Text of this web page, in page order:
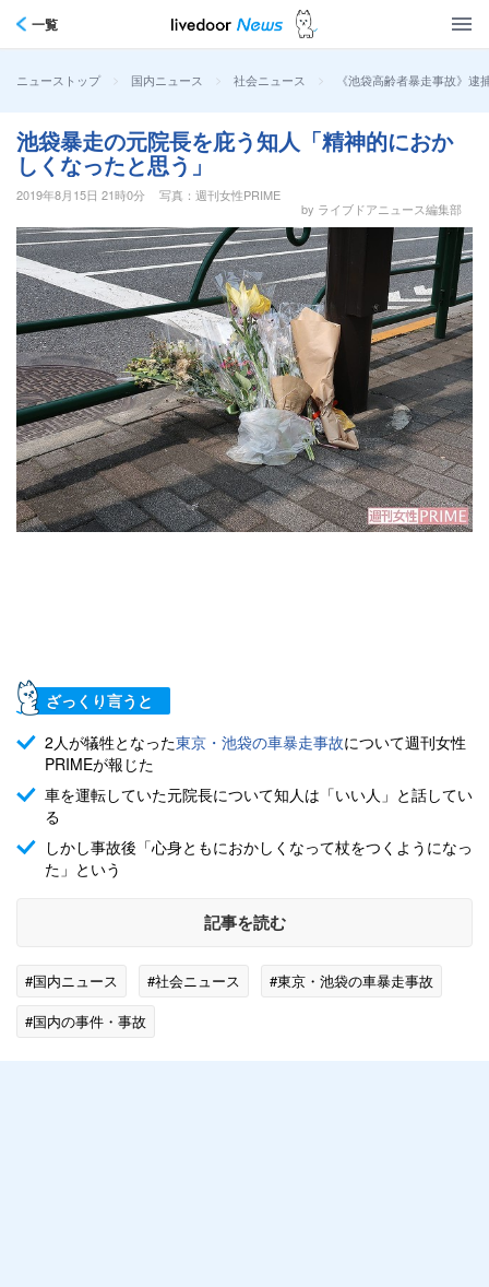
一覧
ニューストップ > 国内ニュース > 社会ニュース > 《池袋高齢者暴走事故》
池袋暴走の元院長を庇う知人「精神的におか
しくなったと思う」
2019年8月15日 21時0分
写真：週刊女性PRIME
by ライブドアニュース編集部
ざっくり言うと
2人が犠牲となった東京・池袋の車暴走事故について週刊女性
PRIMEが報じた
車を運転していた元院長について知人は「いい人」と話してい
る
しかし事故後「心身ともにおかしくなって杖をつくようになっ
た」という
記事を読む
#国内ニュース #社会ニュース
#東京・池袋の車暴走事故
#国内の事件・事故